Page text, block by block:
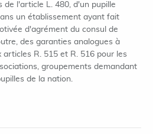
de l'article L. 480, d'un pupille
un établissement ayant fait
d'agrément du consul de
des garanties analogues à
R. 515 et R. 516 pour les
groupements demandant
de la nation.